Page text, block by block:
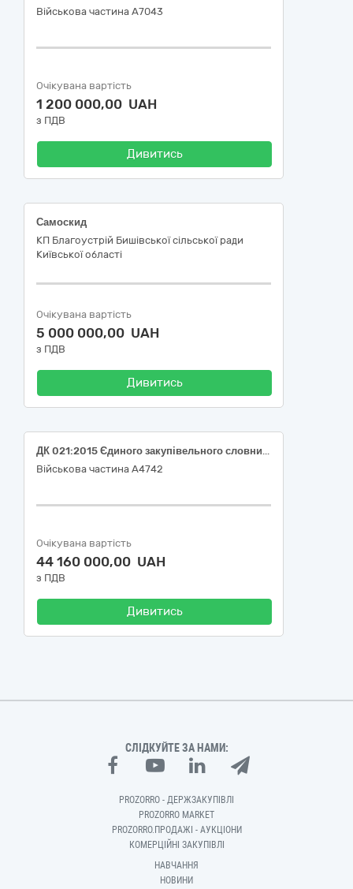
Військова частина А7043
Очікувана вартість
1 200 000,00 UAH
з ПДВ
Дивитись
Самоскид
КП Благоустрій Бишівської сільської ради
Київської області
Очікувана вартість
5 000 000,00 UAH
з ПДВ
Дивитись
ДК 021:2015 Єдиного закупівельного словника 34130000-7 - Мототранспортні вантажні засоби (Вантажний автофургон на базі L3H3)
Військова частина А4742
Очікувана вартість
44 160 000,00 UAH
з ПДВ
Дивитись
СЛІДКУЙТЕ ЗА НАМИ:
PROZORRO - ДЕРЖЗАКУПІВЛІ
PROZORRO MARKET
PROZORRO.ПРОДАЖІ - АУКЦІОНИ
КОМЕРЦІЙНІ ЗАКУПІВЛІ
НАВЧАННЯ
НОВИНИ